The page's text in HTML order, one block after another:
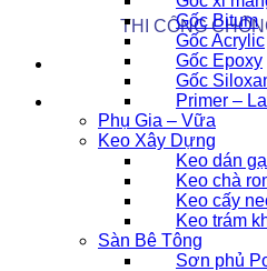
THI CÔNGGốc Bitum
Gốc Acrylic
Gốc Epoxy
Gốc
Primer –
Phụ Gia – Vữa
Keo Xây Dựng
Keo dán
Keo chà
Keo cấy
Keo trám
Sàn Bê Tông
Sơn phủ